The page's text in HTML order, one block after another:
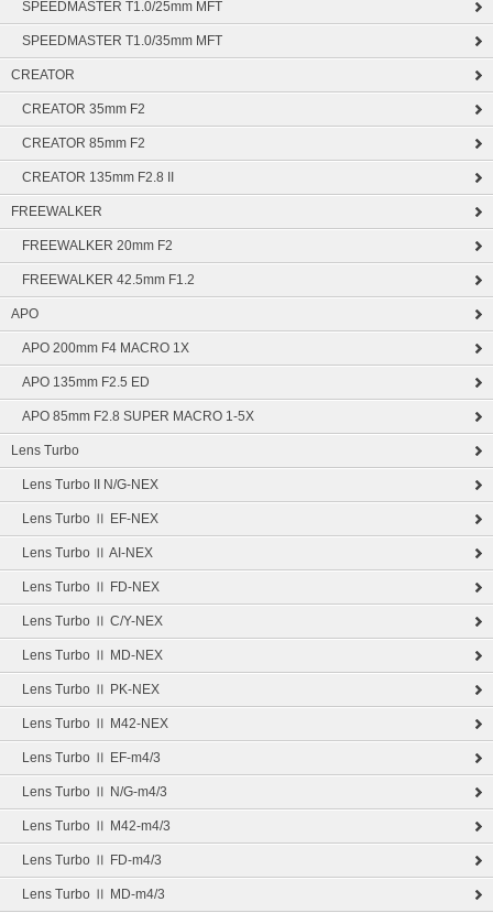
SPEEDMASTER T1.0/25mm MFT
SPEEDMASTER T1.0/35mm MFT
CREATOR
CREATOR 35mm F2
CREATOR 85mm F2
CREATOR 135mm F2.8 II
FREEWALKER
FREEWALKER 20mm F2
FREEWALKER 42.5mm F1.2
APO
APO 200mm F4 MACRO 1X
APO 135mm F2.5 ED
APO 85mm F2.8 SUPER MACRO 1-5X
Lens Turbo
Lens Turbo II N/G-NEX
Lens Turbo Ⅱ EF-NEX
Lens Turbo Ⅱ AI-NEX
Lens Turbo Ⅱ FD-NEX
Lens Turbo Ⅱ C/Y-NEX
Lens Turbo Ⅱ MD-NEX
Lens Turbo Ⅱ PK-NEX
Lens Turbo Ⅱ M42-NEX
Lens Turbo Ⅱ EF-m4/3
Lens Turbo Ⅱ N/G-m4/3
Lens Turbo Ⅱ M42-m4/3
Lens Turbo Ⅱ FD-m4/3
Lens Turbo Ⅱ MD-m4/3